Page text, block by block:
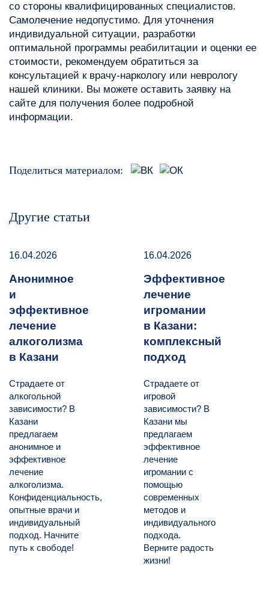
со стороны квалифицированных специалистов.
Самолечение недопустимо. Для уточнения
индивидуальной ситуации, разработки
оптимальной программы реабилитации и оценки ее
стоимости, рекомендуем обратиться за
консультацией к врачу-наркологу или неврологу
нашей клиники. Вы можете оставить заявку на
сайте для получения более подробной
информации.
Поделиться материалом:
Другие статьи
16.04.2026
Анонимное
и
эффективное
лечение
алкоголизма
в Казани
Страдаете от
алкогольной
зависимости? В
Казани
предлагаем
анонимное и
эффективное
лечение
алкоголизма.
Конфиденциальность,
опытные врачи и
индивидуальный
подход. Начните
путь к свободе!
16.04.2026
Эффективное
лечение
игромании
в Казани:
комплексный
подход
Страдаете от
игровой
зависимости? В
Казани мы
предлагаем
эффективное
лечение
игромании с
помощью
современных
методов и
индивидуального
подхода.
Верните радость
жизни!